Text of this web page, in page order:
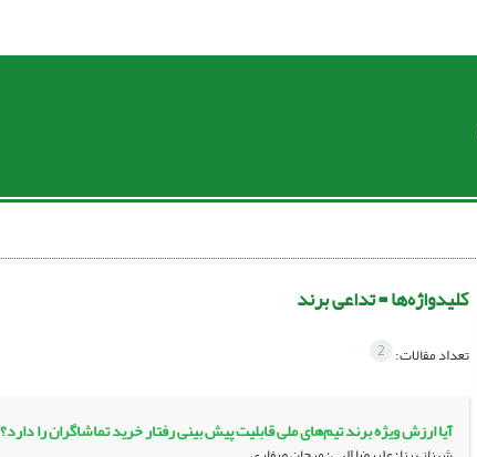
کلیدواژه‌ها =تداعی برند
تعداد مقالات: 2
آیا ارزش ویژه برند تیم‌های ملی قابلیت پیش بینی رفتار خرید تماشاگران را